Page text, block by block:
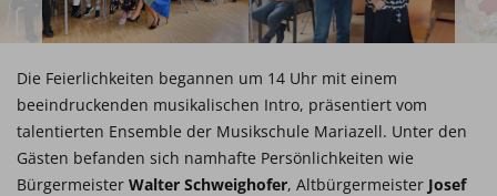
Die Feierlichkeiten begannen um 14 Uhr mit einem
beeindruckenden musikalischen Intro, präsentiert vom
talentierten Ensemble der Musikschule Mariazell. Unter den
Gästen befanden sich namhafte Persönlichkeiten wie
Bürgermeister Walter Schweighofer, Altbürgermeister Josef